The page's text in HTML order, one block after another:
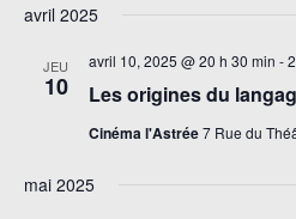
une
date.
avril 2025
JEU
10 Les origines du
avril 10, 2025 @ 20 h 30 min -
Cinéma l'Astrée7 Rue du
mai 2025